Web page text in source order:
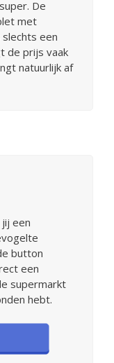
De
met
een
de prijs vaak
natuurlijk af
een
button
een
supermarkt
hebt.